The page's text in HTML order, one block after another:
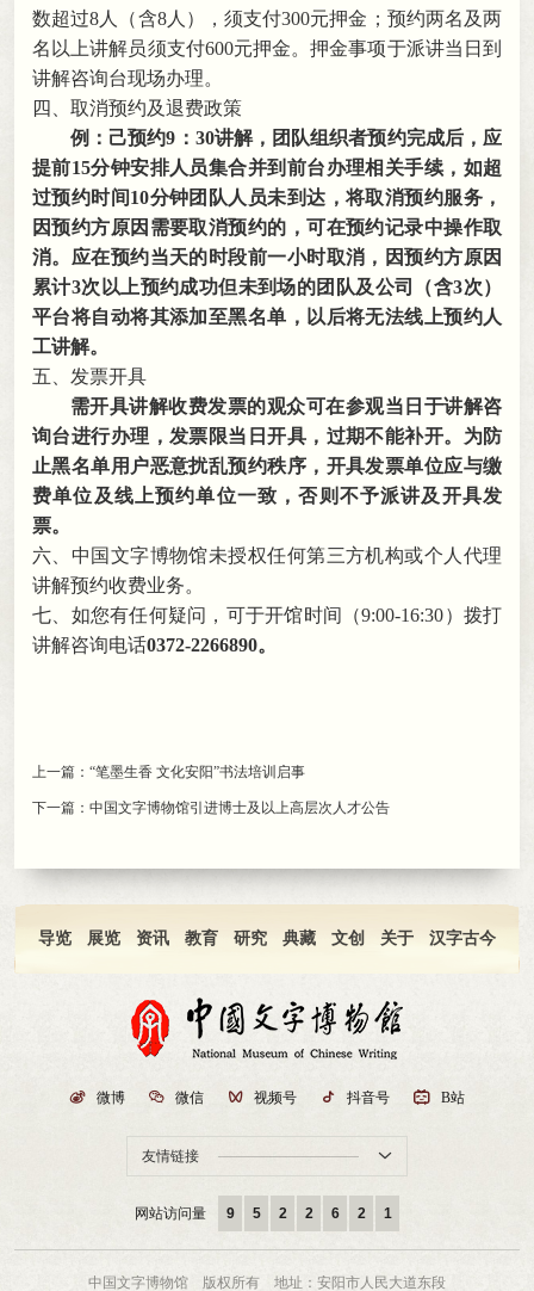
数超过8人（含8人） ， 须支付300元押金；预约两名及两
名以上讲解员须支付600元押金。押金事项于派讲当日到
讲解咨询台现场办理。
四、 取消预约及退费政策
例：己预约9： 30讲解， 团队组织者预约完成后， 应
提前15分钟安排人员集合并到前台办理相关手续， 如超
过预约时间10分钟团队人员未到达，将取消预约服务 ，
因预约方原因需要取消预约的 ，可在预约记录中操作取
消。 应在预约当天的 时段前一小时取消 ， 因预约方原因
累计3次以上预约成功但未到场的团队及公司 （含3次）
平台将自动将其添加至黑名单 ， 以后将无法线上预约人
工讲解。
五、发票开具
需开具讲解收费发票的观众可在参观当日于讲解咨
询台进行办理 ，发票限当日开具，过期不能补开。 为防
止黑名单用户恶意扰乱预约秩序，开具发票单位应与缴
费单位及线上预约单位一致 ，否则不予派讲及开具发
票。
六、中国文字博物馆未授权任何第三方机构或个人代理
讲解预约收费业务。
七、如您有任何疑问 ， 可于开馆时间（9:00-16:30） 拨打
讲解咨询电话0372-2266890。
上一篇： “笔墨生香 文化安阳”书法培训启事
下一篇： 中国文字博物馆引进博士及以上高层次人才公告
导览 展览 资讯 教育 研究 典藏 文创 关于 汉字古今
友情链接 
 微博  微信  视频号  抖音号  B站
网站访问量 9 5 2 2 6 2 1
中国文字博物馆 版权所有 地址：安阳市人民大道东段